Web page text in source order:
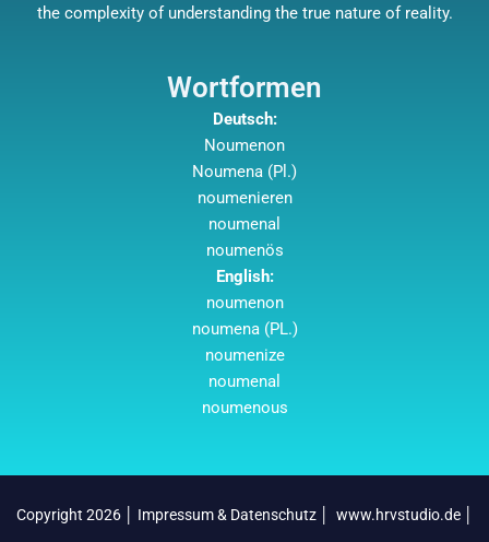
the complexity of understanding the true nature of reality.
Wortformen
Deutsch:
Noumenon
Noumena (Pl.)
noumenieren
noumenal
noumenös
English:
noumenon
noumena (PL.)
noumenize
noumenal
noumenous
Copyright 2026 │ Impressum & Datenschutz│ www.hrvstudio.de│